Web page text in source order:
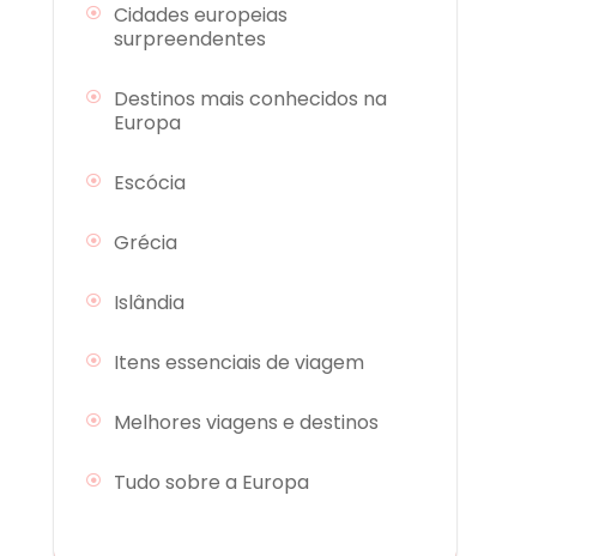
Cidades europeias
surpreendentes
Destinos mais conhecidos na
Europa
Escócia
Grécia
Islândia
Itens essenciais de viagem
Melhores viagens e destinos
Tudo sobre a Europa